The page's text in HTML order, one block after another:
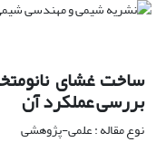
ساخت غشای
بررسی عملکرد آن
نوع مقاله : علمی-پژوهشی